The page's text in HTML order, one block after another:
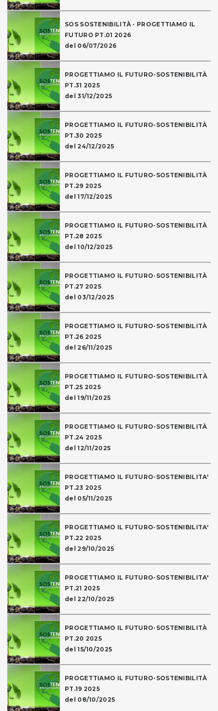
SOS SOSTENIBILITÀ - PROGETTIAMO IL
FUTURO PT.01 2026
del 06/07/2026
PROGETTIAMO IL FUTURO-SOSTENIBILITÀ
PT.31 2025
del 31/12/2025
PROGETTIAMO IL FUTURO-SOSTENIBILITÀ
PT.30 2025
del 24/12/2025
PROGETTIAMO IL FUTURO-SOSTENIBILITÀ
PT.29 2025
del 17/12/2025
PROGETTIAMO IL FUTURO-SOSTENIBILITÀ
PT.28 2025
del 10/12/2025
PROGETTIAMO IL FUTURO-SOSTENIBILITÀ
PT.27 2025
del 03/12/2025
PROGETTIAMO IL FUTURO-SOSTENIBILITÀ
PT.26 2025
del 26/11/2025
PROGETTIAMO IL FUTURO-SOSTENIBILITÀ
PT.25 2025
del 19/11/2025
PROGETTIAMO IL FUTURO-SOSTENIBILITÀ
PT.24 2025
del 12/11/2025
PROGETTIAMO IL FUTURO-SOSTENIBILITA'
PT.23 2025
del 05/11/2025
PROGETTIAMO IL FUTURO-SOSTENIBILITA'
PT.22 2025
del 29/10/2025
PROGETTIAMO IL FUTURO-SOSTENIBILITA'
PT.21 2025
del 22/10/2025
PROGETTIAMO IL FUTURO-SOSTENIBILITÀ
PT.20 2025
del 15/10/2025
PROGETTIAMO IL FUTURO-SOSTENIBILITÀ
PT.19 2025
del 08/10/2025